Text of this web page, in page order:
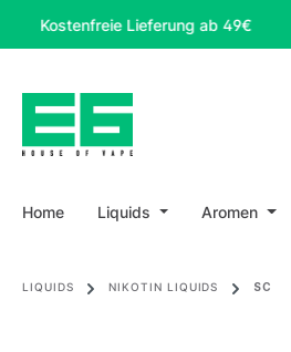
Hauptinhalt springen
Zur Suche springen
Zur Hauptnavigation springen
Lieferung ab 49€
Home Liquids Aromen
LIQUIDS NIKOTIN LIQUIDS SC